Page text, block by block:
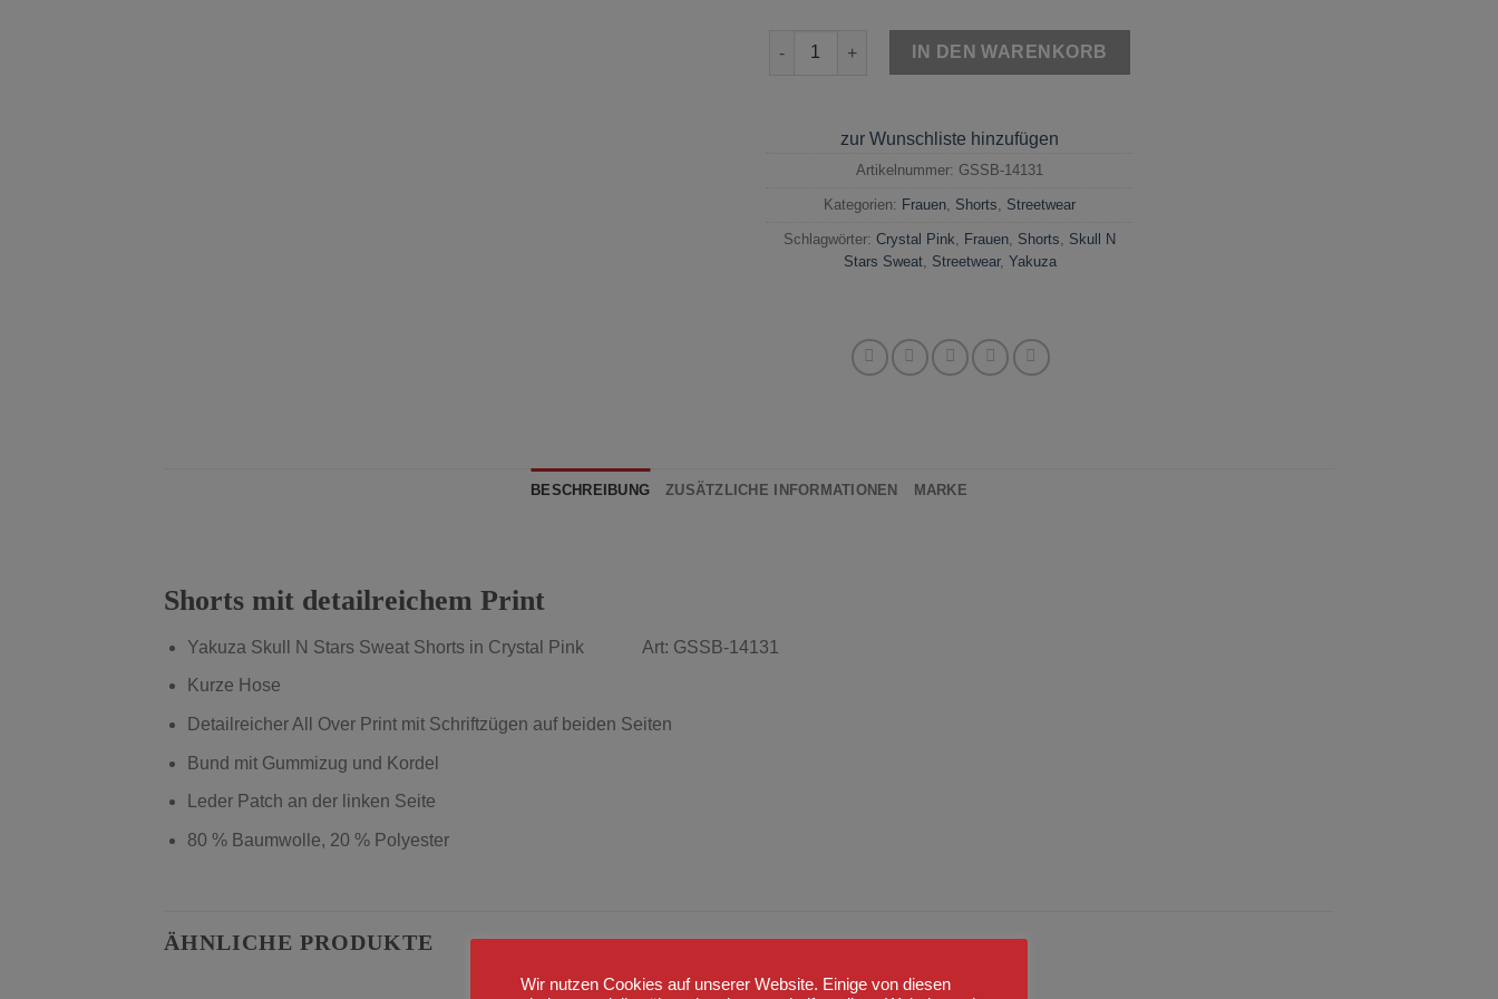
Yakuza Skull N Stars Sweat Shorts Crystal Pink Menge
IN DEN WARENKORB
zur Wunschliste hinzufügen
Artikelnummer: GSSB-14131
Kategorien: Frauen, Shorts, Streetwear
Schlagwörter: Crystal Pink, Frauen, Shorts, Skull N
Stars Sweat, Streetwear, Yakuza
BESCHREIBUNG ZUSÄTZLICHE INFORMATIONEN MARKE
Shorts mit detailreichem Print
Yakuza Skull N Stars Sweat Shorts in Crystal Pink Art: GSSB-14131
Kurze Hose
Detailreicher All Over Print mit Schriftzügen auf beiden Seiten
Bund mit Gummizug und Kordel
Leder Patch an der linken Seite
80 % Baumwolle, 20 % Polyester
ÄHNLICHE PRODUKTE
Wir nutzen Cookies auf unserer Website. Einige von diesen